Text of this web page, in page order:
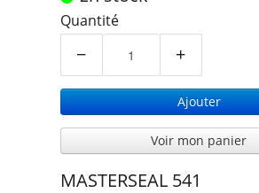
Quantité
− +
Ajouter
Voir mon panier
MASTERSEAL 541